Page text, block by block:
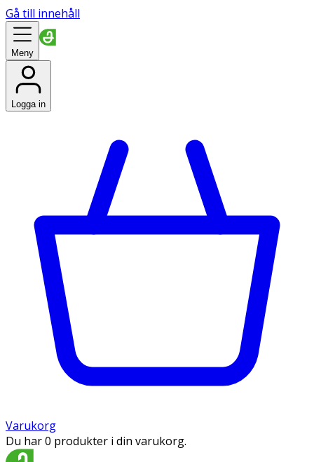
Gå till innehåll
Meny
Logga in
Varukorg
Du har 0 produkter i din varukorg.